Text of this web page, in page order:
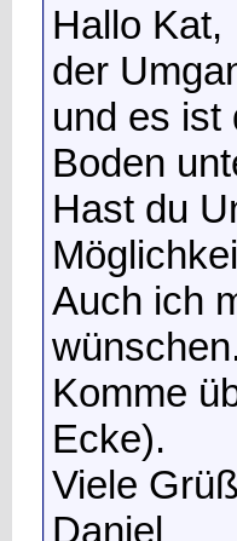
Hallo Kat,
der
und es ist
Boden
Hast du
Auch ich
Komme
Ecke).
Viele
Daniel